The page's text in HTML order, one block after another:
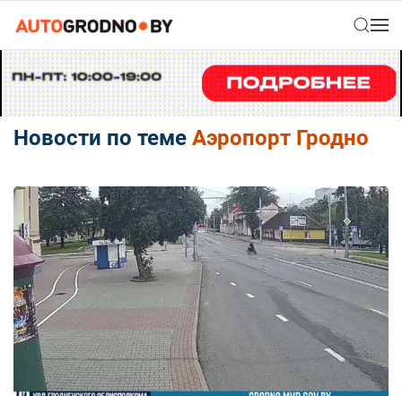
Новости по теме Аэропорт Гродно